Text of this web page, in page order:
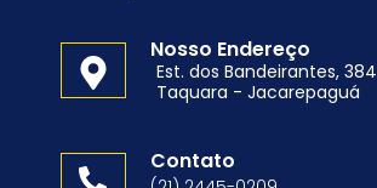
Nosso Endereço
Est. dos Bandeirantes, 384
Taquara - Jacarepaguá
Contato